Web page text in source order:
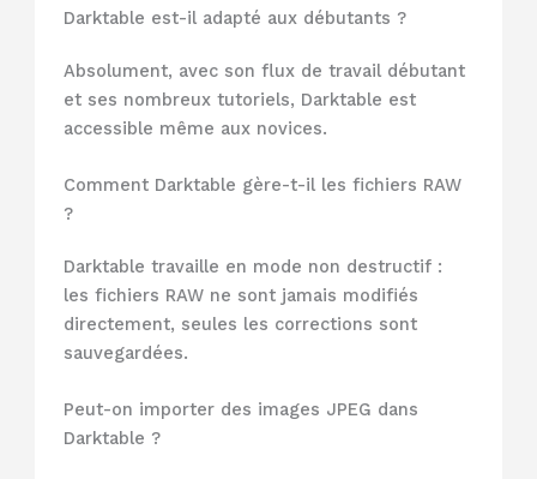
Darktable est-il adapté aux débutants ?
Absolument, avec son flux de travail débutant
et ses nombreux tutoriels, Darktable est
accessible même aux novices.
Comment Darktable gère-t-il les fichiers RAW
?
Darktable travaille en mode non destructif :
les fichiers RAW ne sont jamais modifiés
directement, seules les corrections sont
sauvegardées.
Peut-on importer des images JPEG dans
Darktable ?